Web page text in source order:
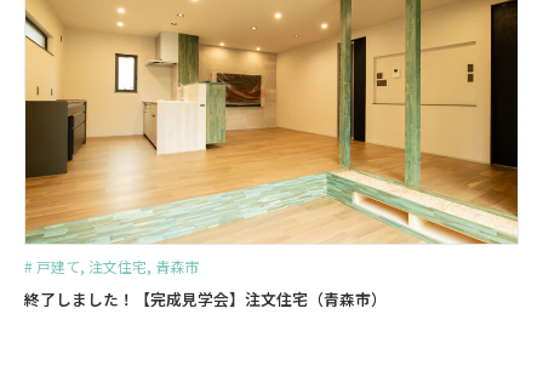
# 戸建て, 注文住宅, 青森市
終了しました！【完成見学会】注文住宅（青森市）